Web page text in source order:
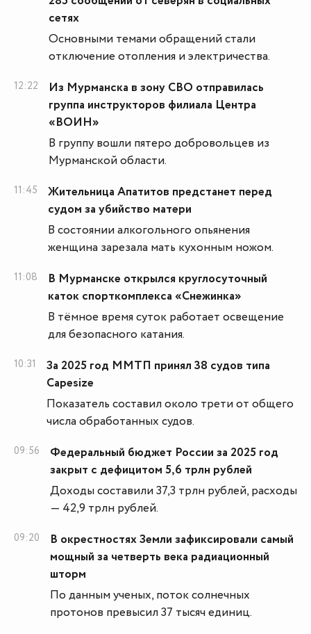
сетях
Основными темами обращений стали
отключение отопления и электричества.
12:22
Из Мурманска в зону СВО отправилась
группа инструкторов филиала Центра
«ВОИН»
В группу вошли пятеро добровольцев из
Мурманской области.
11:45
Жительница Апатитов предстанет перед
судом за убийство матери
В состоянии алкогольного опьянения
женщина зарезала мать кухонным ножом.
11:08
В Мурманске открылся круглосуточный
каток спорткомплекса «Снежинка»
В тёмное время суток работает освещение
для безопасного катания.
10:31
За 2025 год ММТП принял 38 судов типа
Capesize
Показатель составил около трети от общего
числа обработанных судов.
09:56
Федеральный бюджет России за 2025 год
закрыт с дефицитом 5,6 трлн рублей
Доходы составили 37,3 трлн рублей, расходы
— 42,9 трлн рублей.
09:20
В окрестностях Земли зафиксировали самый
мощный за четверть века радиационный
шторм
По данным ученых, поток солнечных
протонов превысил 37 тысяч единиц.